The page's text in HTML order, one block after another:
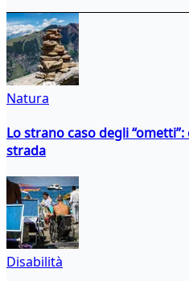
Natura
Lo strano caso degli
strada
Disabilità